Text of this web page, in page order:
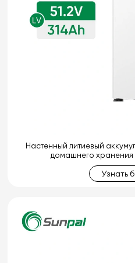
Настенный литиевый
домашнего хранения
Узнать